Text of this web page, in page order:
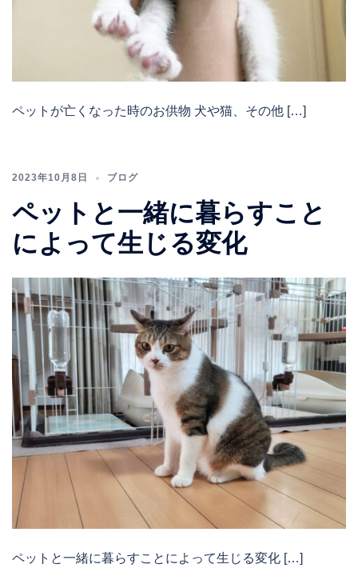
ペットが亡くなった時のお供物 犬や猫、その他 […]
2023年10月8日 ブログ
ペットと一緒に暮らすこと
によって生じる変化
ペットと一緒に暮らすことによって生じる変化 […]